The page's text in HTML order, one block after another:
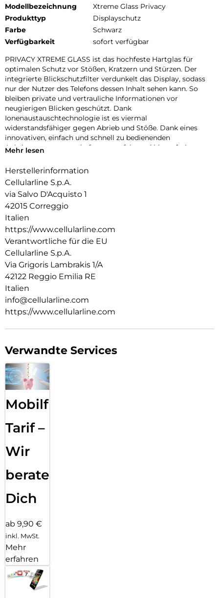
Modellbezeichnung
Xtreme Glass Privacy
Produkttyp
Displayschutz
Farbe
Schwarz
Verfügbarkeit
sofort verfügbar
PRIVACY XTREME GLASS ist das hochfeste Hartglas für
optimalen Schutz vor Stößen, Kratzern und Stürzen. Der
integrierte Blickschutzfilter verdunkelt das Display, sodass
nur der Nutzer des Telefons dessen Inhalt sehen kann. So
bleiben private und vertrauliche Informationen vor
neugierigen Blicken geschützt. Dank
Ionenaustauschtechnologie ist es viermal
widerstandsfähiger gegen Abrieb und Stöße. Dank eines
innovativen, einfach und schnell zu bedienenden
Anbringungssystems haftet es perfekt und blasenfrei.
Mehr lesen
Herstellerinformation
Cellularline S.p.A.
via Salvo D'Acquisto 1
42015 Correggio
Italien
https://www.cellularline.com
Verantwortliche für die EU
Cellularline S.p.A.
Via Grigoris Lambrakis 1/A
42122 Reggio Emilia RE
Italien
info@cellularline.com
https://www.cellularline.com
Verwandte Services
Mobilfunk
Tarif –
Wir
beraten
Dich
ab 9,90 €
inkl. MwSt.
Mehr
erfahren